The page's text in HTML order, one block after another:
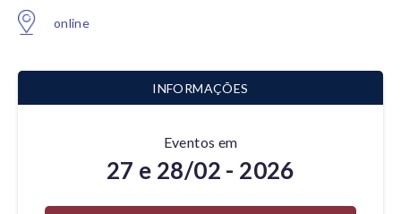
online
INFORMAÇÕES
Eventos em
27 e 28/02 - 2026